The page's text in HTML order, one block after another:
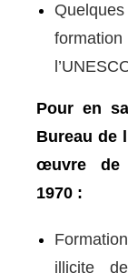
Pour en
Bureau de
œuvre de
1970 :
illicite